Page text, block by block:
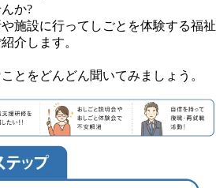
か?
施設に行ってしごとを体験する福祉
介します。
とをどんどん聞いてみましょう。